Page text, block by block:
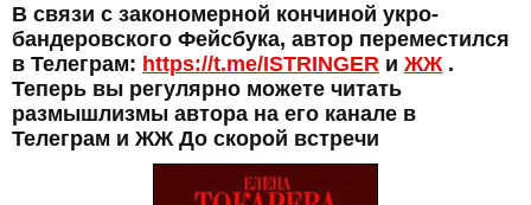
В связи с закономерной кончиной укро-
бандеровского Фейсбука, автор переместился
в Телеграм: https://t.me/ISTRINGER и ЖЖ .
Теперь вы регулярно можете читать
размышлизмы автора на его канале в
Телеграм и ЖЖ До скорой встречи